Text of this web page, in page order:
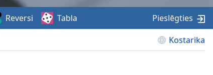
Kostarika
Reversi Tabla Pieslēgties